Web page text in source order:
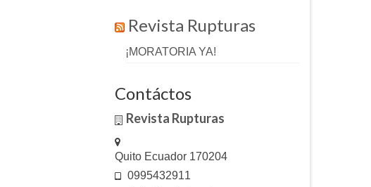
Revista Rupturas
¡MORATORIA YA!
Contáctos
Revista Rupturas
Quito Ecuador 170204
0995432911